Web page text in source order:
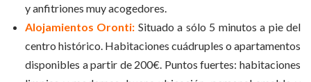
y anfitriones muy acogedores.
Alojamientos Oronti: Situado a sólo 5 minutos a pie del
centro histórico. Habitaciones cuádruples o apartamentos
disponibles a partir de 200€. Puntos fuertes: habitaciones